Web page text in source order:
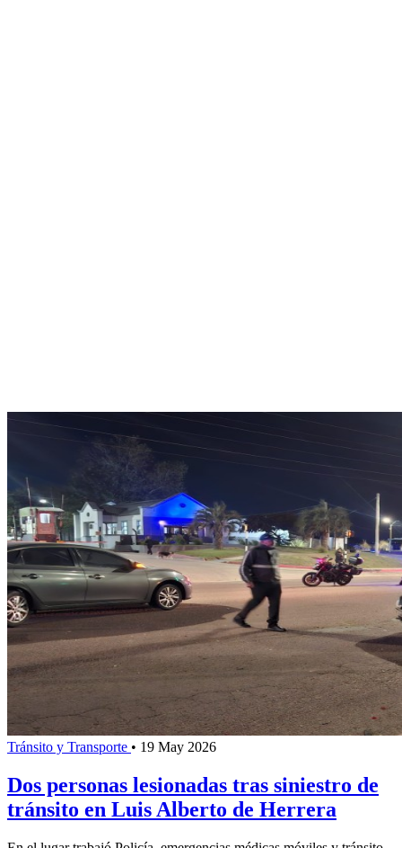
Tránsito y Transporte • 19 May 2026
Dos personas lesionadas tras siniestro de
tránsito en Luis Alberto de Herrera